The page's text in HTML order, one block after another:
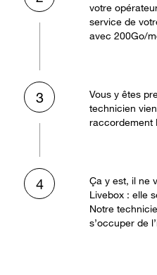
votre
service de
avec 200Go/
3
Vous y êtes
technicien
raccordement
4
Ça y est, il ne
Livebox : elle
Notre
s’occuper de